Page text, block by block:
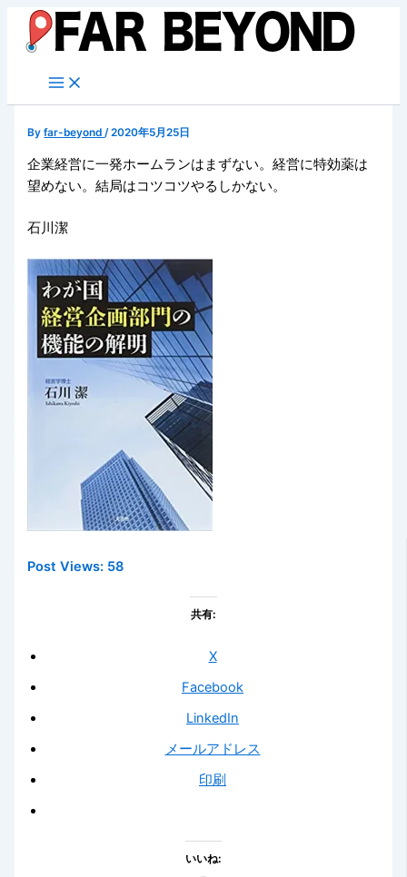
キ
Byfar-beyond/2020年5月25日
企業経営に一発ホームランはまずない。経営に特効薬は
望めない。結局はコツコツやるしかない。
石川潔
Post Views: 58
共有:
X
Facebook
LinkedIn
メールアドレス
印刷
いいね: